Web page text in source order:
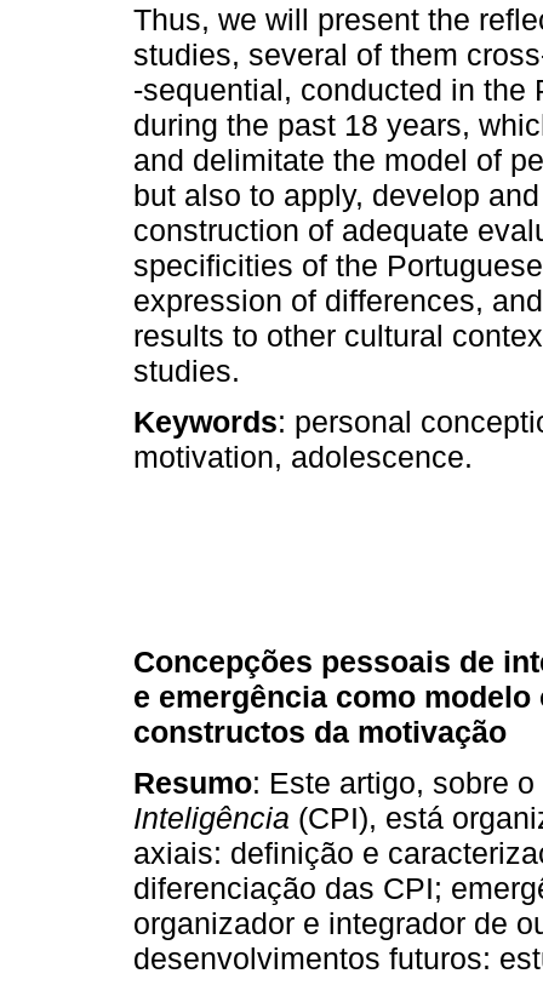
Thus, we will present the
studies, several of them
‑sequential, conducted in
during the past 18 years,
and delimitate the model of
but also to apply, develop
construction of adequate
specificities of the
expression of differences,
results to other cultural
studies.
Keywords: personal
motivation, adolescence.
Concepções pessoais de
e emergência como
constructos da motivação
Resumo: Este artigo, sobre
Inteligência (CPI), está
axiais: definição e
diferenciação das CPI;
organizador e integrador de
desenvolvimentos futuros: